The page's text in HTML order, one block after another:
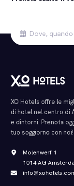
XO Hotels offre le
di hotel nel centro di
e dintorni. Prenota
tuo soggiorno con noi!
Molenwerf 1
1014 AG